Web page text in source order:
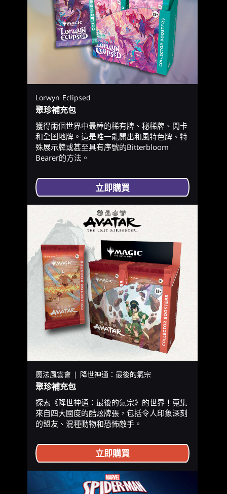
Lorwyn Eclipsed
聚珍補充包
獲得兩個世界中最棒的稀有牌、秘稀牌、閃卡
和全圖地牌。這是唯一能開出和風特色牌、特
殊展示牌或甚至具有序號的Bitterbloom
Bearer的方法。
立即購買
魔法風雲會 | 降世神通：最後的氣宗
聚珍補充包
探索《降世神通：最後的氣宗》的世界！蒐集
來自四大國度的酷炫牌張，包括令人印象深刻
的盟友、混種動物和恐怖敵手。
立即購買